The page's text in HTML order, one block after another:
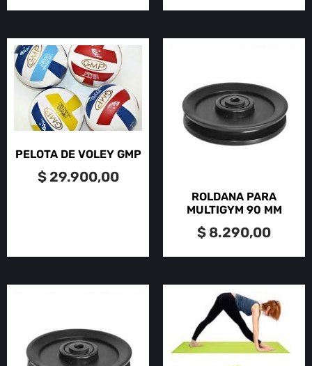
PELOTA DE VOLEY GMP
$29.900,00
ROLDANA PARA
MULTIGYM 90 MM
$ 8.290,00